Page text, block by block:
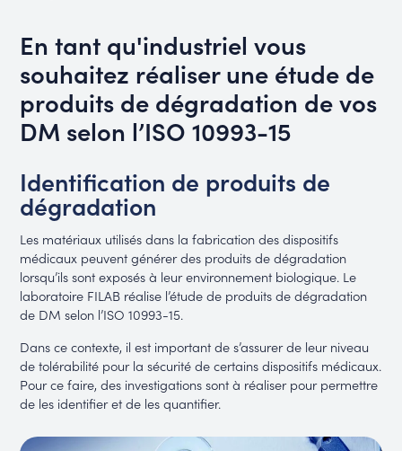
En tant qu'industriel vous
souhaitez réaliser une étude de
produits de dégradation de vos
DM selon l’ISO 10993-15
Identification de produits de
dégradation
Les matériaux utilisés dans la fabrication des dispositifs
médicaux peuvent générer des produits de dégradation
lorsqu’ils sont exposés à leur environnement biologique. Le
laboratoire FILAB réalise l’étude de produits de dégradation
de DM selon l’ISO 10993-15.
Dans ce contexte, il est important de s’assurer de leur niveau
de tolérabilité pour la sécurité de certains dispositifs médicaux.
Pour ce faire, des investigations sont à réaliser pour permettre
de les identifier et de les quantifier.